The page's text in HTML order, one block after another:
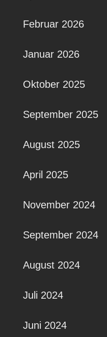
Februar 2026
Januar 2026
Oktober 2025
September 2025
August 2025
April 2025
November 2024
September 2024
August 2024
Juli 2024
Juni 2024